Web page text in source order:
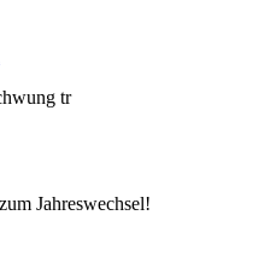
Jahreswechsel!